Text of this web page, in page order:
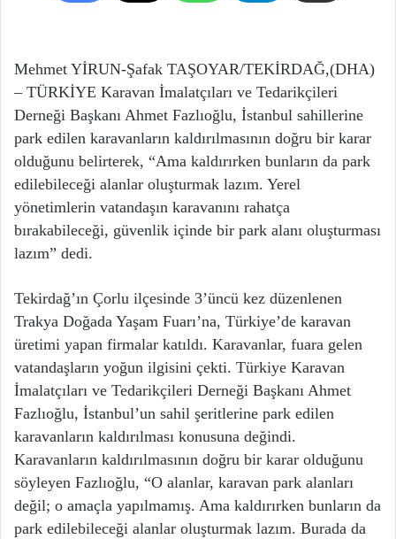
Mehmet YİRUN-Şafak TAŞOYAR/TEKİRDAĞ,(DHA)
– TÜRKİYE Karavan İmalatçıları ve Tedarikçileri
Derneği Başkanı Ahmet Fazlıoğlu, İstanbul sahillerine
park edilen karavanların kaldırılmasının doğru bir karar
olduğunu belirterek, “Ama kaldırırken bunların da park
edilebileceği alanlar oluşturmak lazım. Yerel
yönetimlerin vatandaşın karavanını rahatça
bırakabileceği, güvenlik içinde bir park alanı oluşturması
lazım” dedi.
Tekirdağ’ın Çorlu ilçesinde 3’üncü kez düzenlenen
Trakya Doğada Yaşam Fuarı’na, Türkiye’de karavan
üretimi yapan firmalar katıldı. Karavanlar, fuara gelen
vatandaşların yoğun ilgisini çekti. Türkiye Karavan
İmalatçıları ve Tedarikçileri Derneği Başkanı Ahmet
Fazlıoğlu, İstanbul’un sahil şeritlerine park edilen
karavanların kaldırılması konusuna değindi.
Karavanların kaldırılmasının doğru bir karar olduğunu
söyleyen Fazlıoğlu, “O alanlar, karavan park alanları
değil; o amaçla yapılmamış. Ama kaldırırken bunların da
park edilebileceği alanlar oluşturmak lazım. Burada da